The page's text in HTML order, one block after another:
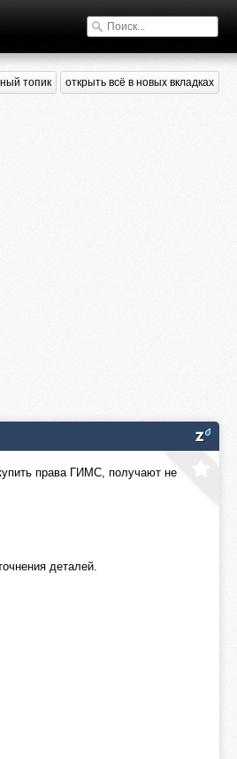
топик открыть всё в новых вкладках
права ГИМС, получают не
деталей.